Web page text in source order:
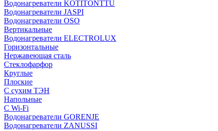
Водонагреватели KOTITONTTU
Водонагреватели JASPI
Водонагреватели OSO
Вертикальные
Водонагреватели ELECTROLUX
Горизонтальные
Нержавеющая сталь
Стеклофарфор
Круглые
Плоские
С сухим ТЭН
Напольные
С Wi-Fi
Водонагреватели GORENJE
Водонагреватели ZANUSSI